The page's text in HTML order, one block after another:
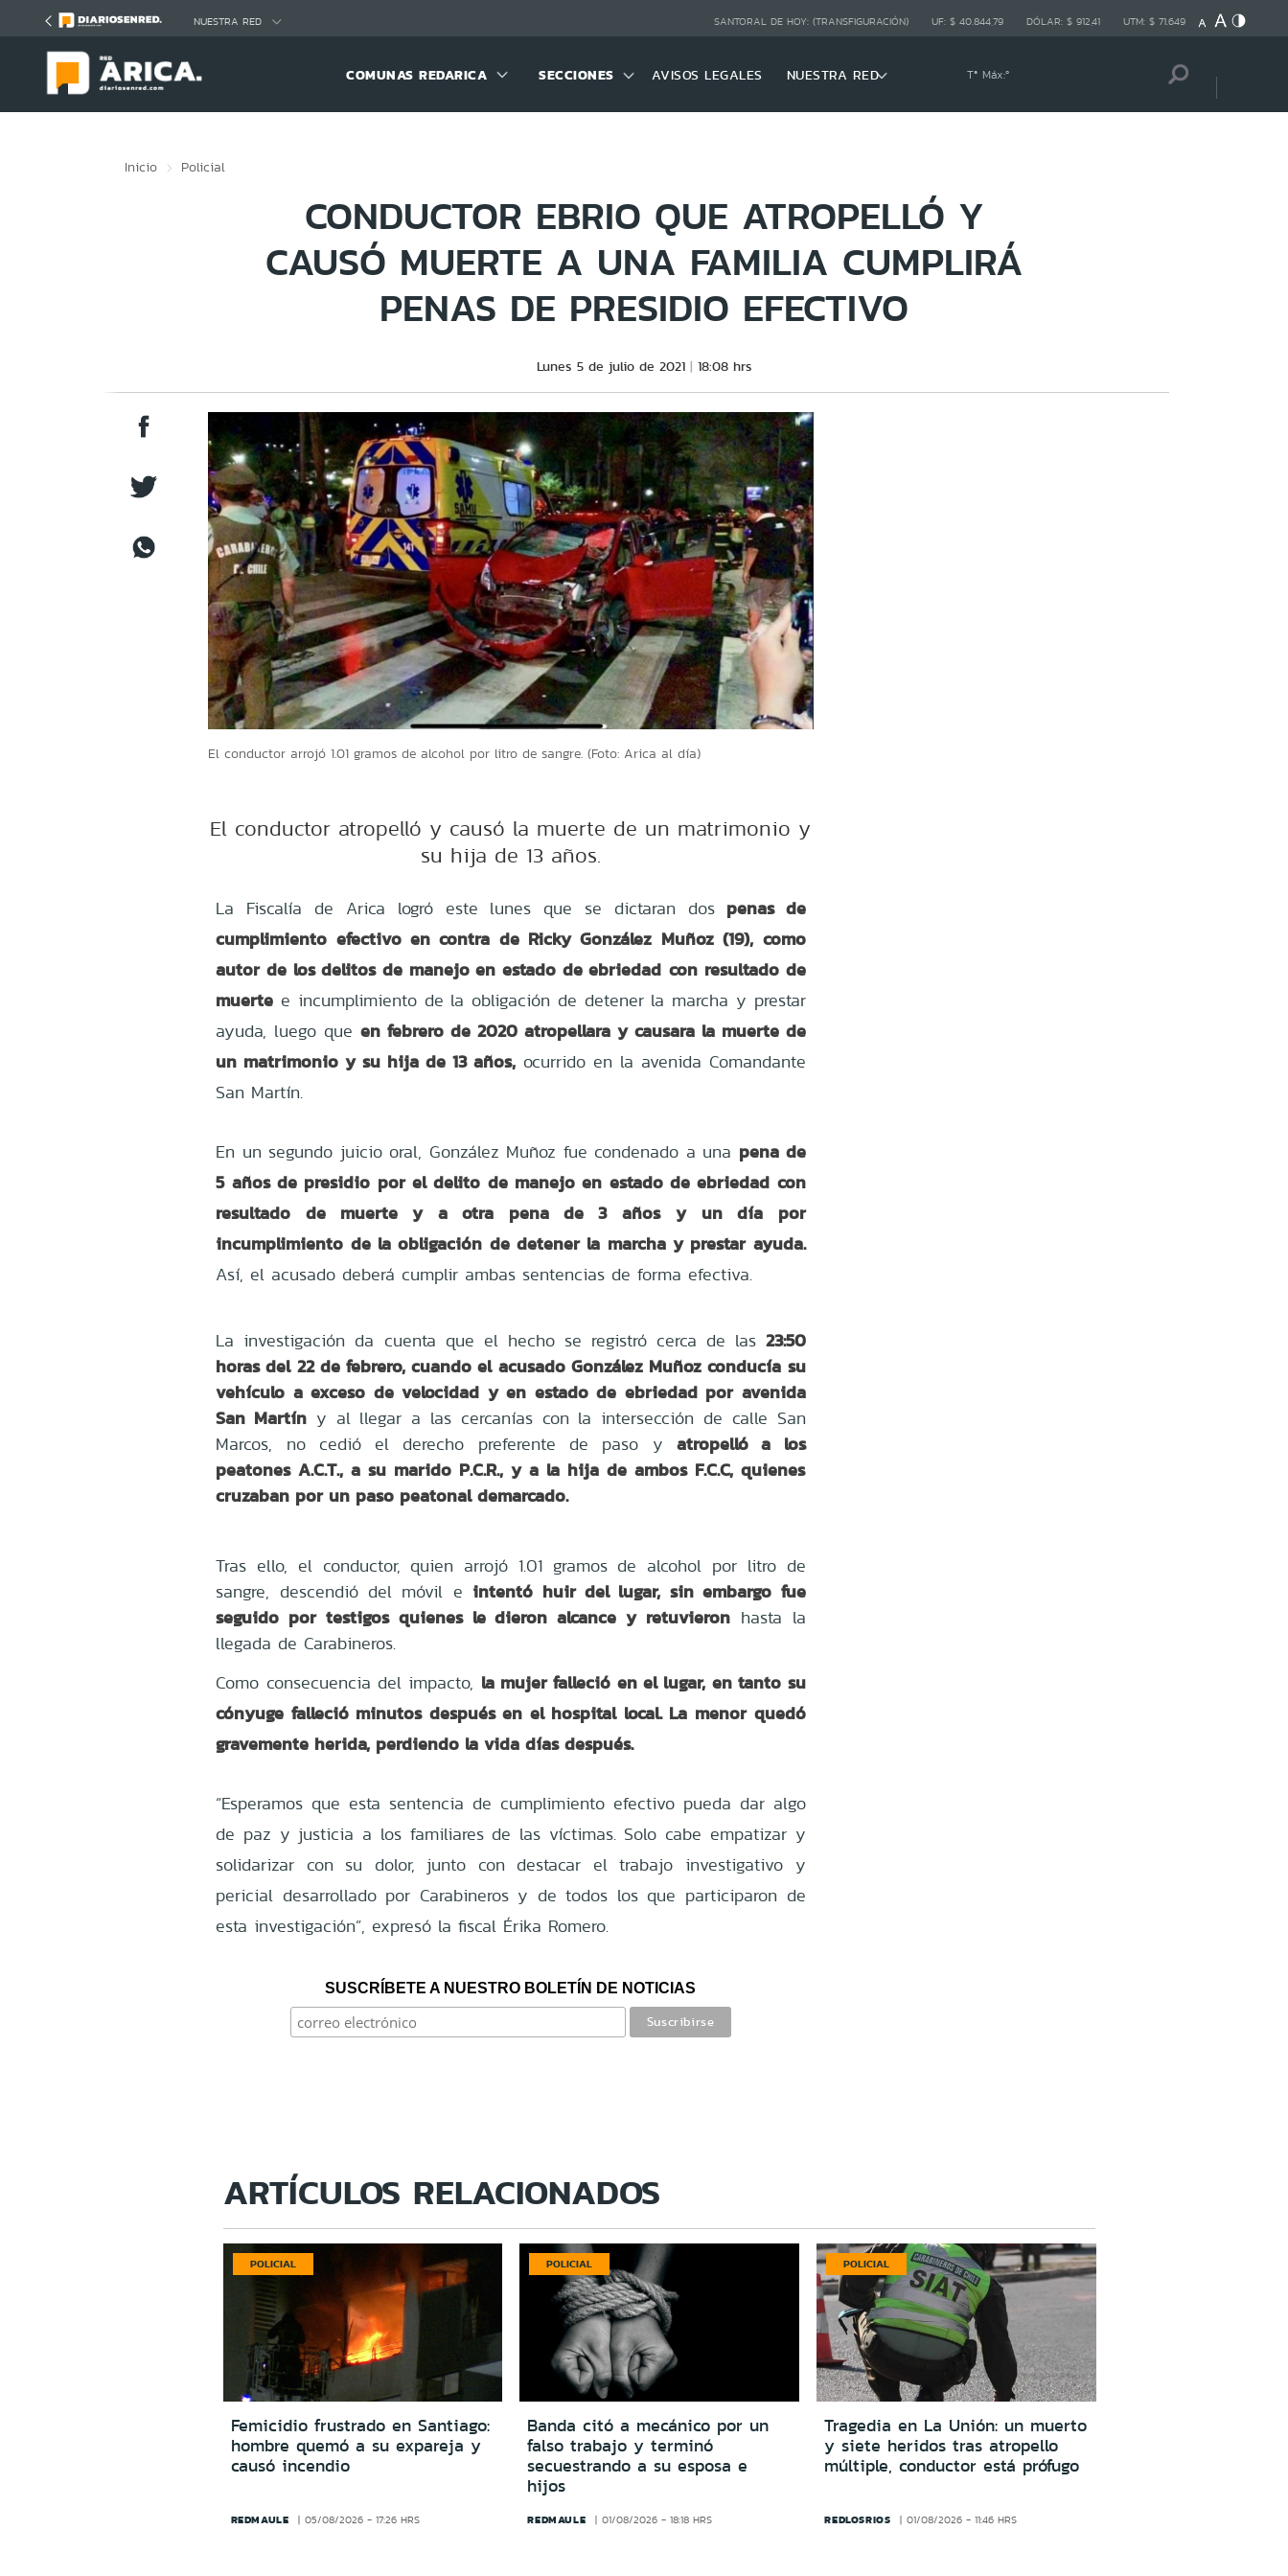
NUESTRA RED SANTORAL DE HOY: (TRANSFIGURACIÓN) UF: $ 40.844,79 DÓLAR: $ 912,41 UTM: $ 71.649
COMUNAS REDARICA SECCIONES AVISOS LEGALES NUESTRA RED Tª Máx:º
Inicio Policial
CONDUCTOR EBRIO QUE ATROPELLÓ Y
CAUSÓ MUERTE A UNA FAMILIA CUMPLIRÁ
PENAS DE PRESIDIO EFECTIVO
Lunes 5 de julio de 2021 18:08 hrs
El conductor arrojó 1.01 gramos de alcohol por litro de sangre. (Foto: Arica al día)
El conductor atropelló y causó la muerte de un matrimonio y
su hija de 13 años.
La Fiscalía de Arica logró este lunes que se dictaran dospenas de
cumplimiento efectivo en contra de Ricky González Muñoz (19), como
autor de los delitos de manejo en estado de ebriedad con resultado de
muerte e incumplimiento de la obligación de detener la marcha y prestar
ayuda, luego queen febrero de 2020 atropellara y causara la muerte de
un matrimonio y su hija de 13 años,ocurrido en la avenida Comandante
San Martín.
En un segundo juicio oral, González Muñoz fue condenado a una pena de
5 años de presidio por el delito de manejo en estado de ebriedad con
resultado de muerte y a otra pena de 3 años
y un día por
incumplimiento de la obligación de detener la marcha y prestar ayuda.
Así, el acusado deberá cumplir ambas sentencias de forma efectiva.
La investigación da cuenta que el hecho se registró cerca de las 23:50
horas del 22 de febrero, cuando el acusado González Muñoz conducía su
vehículo a exceso de velocidad y en estado de ebriedad por avenida
San Martín y al llegar a las cercanías con la intersección de calle San
Marcos, no cedió el derecho preferente de paso y atropelló a los
peatones A.C.T., a su marido P.C.R., y a la hija de ambos F.C.C, quienes
cruzaban por un paso peatonal demarcado.
Tras ello, el conductor, quien arrojó 1.01 gramos de alcohol por litro de
sangre, descendió del móvil e intentó huir del lugar, sin embargo fue
seguido por testigos quienes le dieron alcance y retuvieronhasta la
llegada de Carabineros.
Como consecuencia del impacto, la mujer falleció en el lugar, en tanto su
cónyuge falleció minutos después en el hospital local. La menor quedó
gravemente herida, perdiendo la vida días después.
“Esperamos que esta sentencia de cumplimiento efectivo pueda dar algo
de paz y justicia a los familiares de las víctimas. Solo cabe empatizar y
solidarizar con su dolor, junto con destacar el trabajo investigativo y
pericial desarrollado por Carabineros y de todos los que participaron de
esta investigación”, expresó la fiscal Érika Romero.
SUSCRÍBETE A NUESTRO BOLETÍN DE NOTICIAS
ARTÍCULOS RELACIONADOS
POLICIAL
Femicidio frustrado en Santiago:
hombre quemó a su expareja y
causó incendio
REDMAULE 05/08/2026 - 17:26 HRS
POLICIAL
Banda citó a mecánico por un
falso trabajo y terminó
secuestrando a su esposa e
hijos
REDMAULE 01/08/2026 - 18:18 HRS
POLICIAL
Tragedia en La Unión: un muerto
y siete heridos tras atropello
múltiple, conductor está prófugo
REDLOSRIOS 01/08/2026 - 11:46 HRS